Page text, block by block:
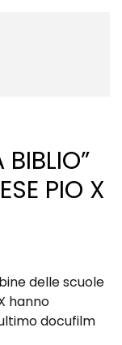
BIBLIO”
PIO X
delle scuole
hanno
docufilm